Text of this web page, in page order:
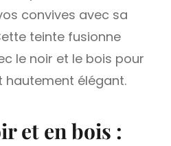
convives avec sa
teinte fusionne
le noir et le bois pour
hautement élégant.
et en bois :